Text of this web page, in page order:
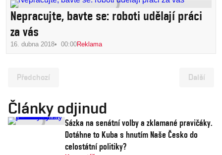
Nepracujte, bavte se: roboti udělají práci
za vás
16. dubna 2018 00:00Reklama
Předchozí Další
Články odjinud
Sázka na senátní volby a zklamané pravičáky.
Dotáhne to Kuba s hnutím Naše Česko do
celostátní politiky?